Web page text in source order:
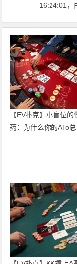
16:24:01，
【EV扑克】小盲位的
药：为什么你的ATo